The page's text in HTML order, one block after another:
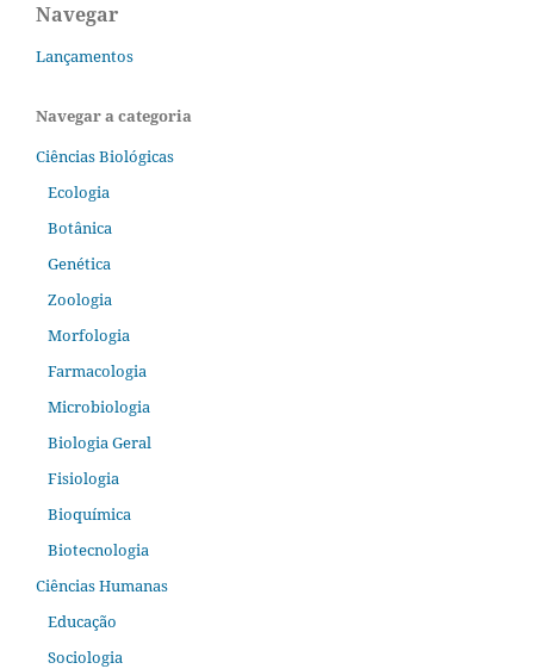
Navegar
Lançamentos
Navegar a categoria
Ciências Biológicas
Ecologia
Botânica
Genética
Zoologia
Morfologia
Farmacologia
Microbiologia
Biologia Geral
Fisiologia
Bioquímica
Biotecnologia
Ciências Humanas
Educação
Sociologia